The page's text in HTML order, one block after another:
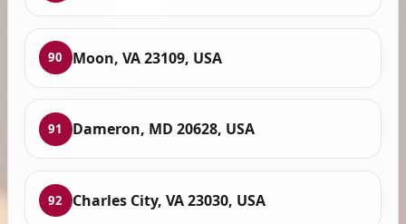
90 Moon, VA 23109, USA
91 Dameron, MD 20628, USA
92 Charles City, VA 23030, USA